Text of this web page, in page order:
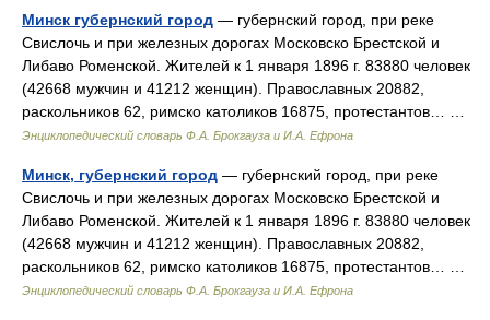
Минск губернский город — губернский город, при реке
Свислочь и при железных дорогах Московско Брестской и
Либаво Роменской. Жителей к 1 января 1896 г. 83880 человек
(42668 мужчин и 41212 женщин). Православных 20882,
раскольников 62, римско католиков 16875, протестантов… …
Энциклопедический словарь Ф.А. Брокгауза и И.А. Ефрона
Минск, губернский город — губернский город, при реке
Свислочь и при железных дорогах Московско Брестской и
Либаво Роменской. Жителей к 1 января 1896 г. 83880 человек
(42668 мужчин и 41212 женщин). Православных 20882,
раскольников 62, римско католиков 16875, протестантов… …
Энциклопедический словарь Ф.А. Брокгауза и И.А. Ефрона